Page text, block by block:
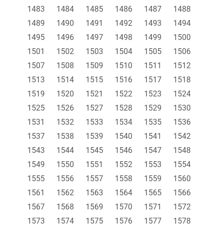
1483
1484 1485 1486 1487
1488
1489
1490 1491 1492 1493
1494
1495
1496 1497 1498 1499
1500
1501
1502 1503 1504 1505
1506
1507
1508 1509 1510 1511
1512
1513
1514 1515 1516 1517
1518
1519
1520 1521 1522 1523
1524
1525
1526 1527 1528 1529
1530
1531
1532 1533 1534 1535
1536
1537
1538 1539 1540 1541
1542
1543
1544 1545 1546 1547
1548
1549
1550 1551 1552 1553
1554
1555
1556 1557 1558 1559
1560
1561
1562 1563 1564 1565
1566
1567
1568 1569 1570 1571
1572
1573
1574 1575 1576 1577
1578